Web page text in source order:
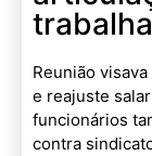
Reunião
e reajuste
funcionários
contra